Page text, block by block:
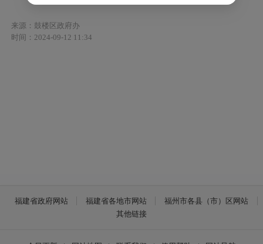
来源：鼓楼区政府办
时间：2024-09-12 11:34
福建省政府网站 福建省各地市网站
福州市各县（市）区网站
其他链接